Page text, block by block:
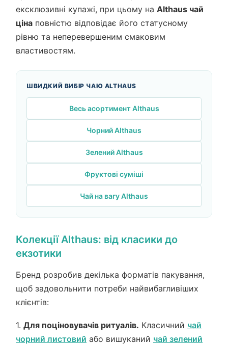
ексклюзивні купажі, при цьому на Althaus чай
ціна повністю відповідає його статусному
рівню та неперевершеним смаковим
властивостям.
ШВИДКИЙ ВИБІР ЧАЮ ALTHAUS
Весь асортимент Althaus
Чорний Althaus
Зелений Althaus
Фруктові суміші
Чай на вагу Althaus
Колекції Althaus: від класики до
екзотики
Бренд розробив декілька форматів пакування,
щоб задовольнити потреби найвибагливіших
клієнтів:
1. Для поціновувачів ритуалів. Класичний чай
чорний листовий або вишуканий чай зелений